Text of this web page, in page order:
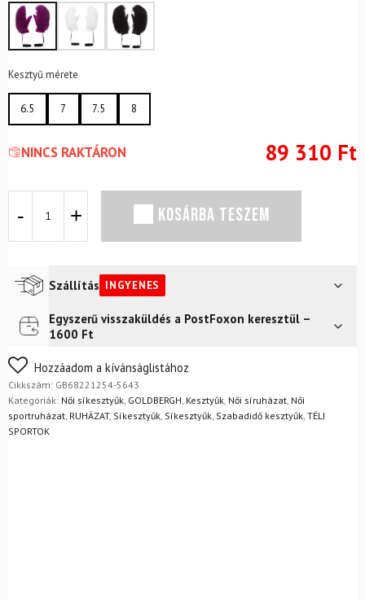
Kesztyű mérete
6.5 7 7.5 8
NINCS RAKTÁRON 89 310 Ft
GOLDBERGH
mennyiség
KOSÁRBA TESZEM
Szállítás INGYENES
Futár a címreIngyenes
FoxPost
Egyszerű visszaküldés a PostFoxon keresztül –
1600 Ft
Nem biztos a választásában? Semmi gond – a terméket
egyszerűen visszaküldheti 14 napon belül, indoklás nélkül.
Mik a visszaküldés feltételei?
Hozzáadom a kívánságlistához
Cikkszám: GB68221254-5643
Kategóriák: Női síkesztyűk GOLDBERGH Kesztyűk Női síruházat Női
sportruházat RUHÁZAT, Síkesztyűk Síkesztyűk Szabadidő kesztyűk TÉLI
SPORTOK